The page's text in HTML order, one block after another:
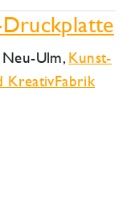
Neu-Ulm, Kunst-
KreativFabrik